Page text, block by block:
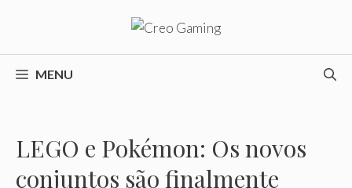
o
conteúdoMENU
LEGO e Pokémon: Os novos
conjuntos são finalmente